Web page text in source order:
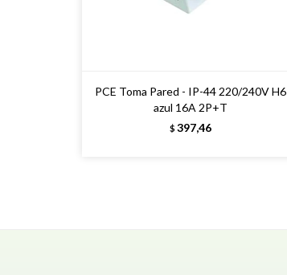
PCE Toma Pared - IP-44 220/240V H6
azul 16A 2P+T
$ 397,46